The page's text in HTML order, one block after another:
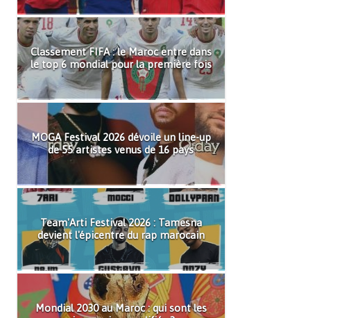
Classement FIFA : le Maroc entre dans
le top 6 mondial pour la première fois
MOGA Festival 2026 dévoile un line-up
de 55 artistes venus de 16 pays
Team'Arti Festival 2026 : Tamesna
devient l'épicentre du rap marocain
Mondial 2030 au Maroc : qui sont les